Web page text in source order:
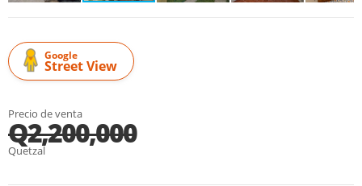
Google
Street View
Precio de venta
Q2,200,000
Quetzal